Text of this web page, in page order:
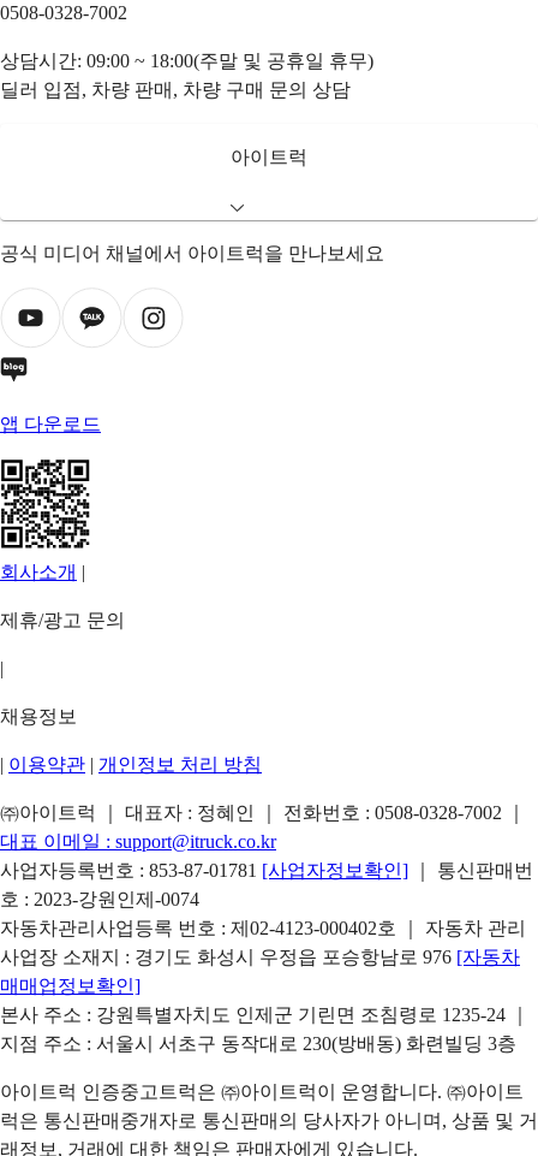
0508-0328-7002
상담시간: 09:00 ~ 18:00(주말 및 공휴일 휴무)
딜러 입점, 차량 판매, 차량 구매 문의 상담
아이트럭
공식 미디어 채널에서 아이트럭을 만나보세요
앱 다운로드
회사소개 |
제휴/광고 문의
|
채용정보
| 이용약관 | 개인정보 처리 방침
㈜아이트럭 ｜ 대표자 : 정혜인 ｜ 전화번호 : 0508-0328-7002
대표 이메일 : support@itruck.co.kr
사업자등록번호 : 853-87-01781 [사업자정보확인]
｜ 통신판매번
호 : 2023-강원인제-0074
자동차관리사업등록 번호 : 제02-4123-000402호 ｜ 자동차 관리
사업장 소재지 : 경기도 화성시 우정읍 포승항남로 976 [자동차
매매업정보확인]
본사 주소 : 강원특별자치도 인제군 기린면 조침령로 1235-24 ｜
지점 주소 : 서울시 서초구 동작대로 230(방배동) 화련빌딩 3층
아이트럭 인증중고트럭은 ㈜아이트럭이 운영합니다. ㈜아이트
럭은 통신판매중개자로 통신판매의 당사자가 아니며, 상품 및 거
래정보, 거래에 대한 책임은 판매자에게 있습니다.